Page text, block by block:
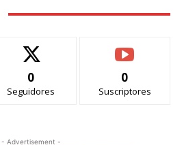
0
Seguidores
0
Suscriptores
- Advertisement -